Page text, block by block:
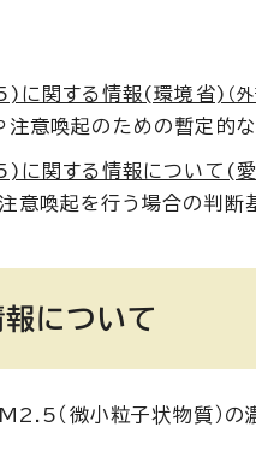
に関する情報(環境省) （
意喚起のための暫定的な
に関する情報について(
喚起を行う場合の判断
について
（微小粒子状物質）の